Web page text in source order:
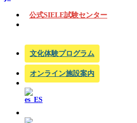
公式SIELE試験センター
文化体験プログラム
オンライン施設案内